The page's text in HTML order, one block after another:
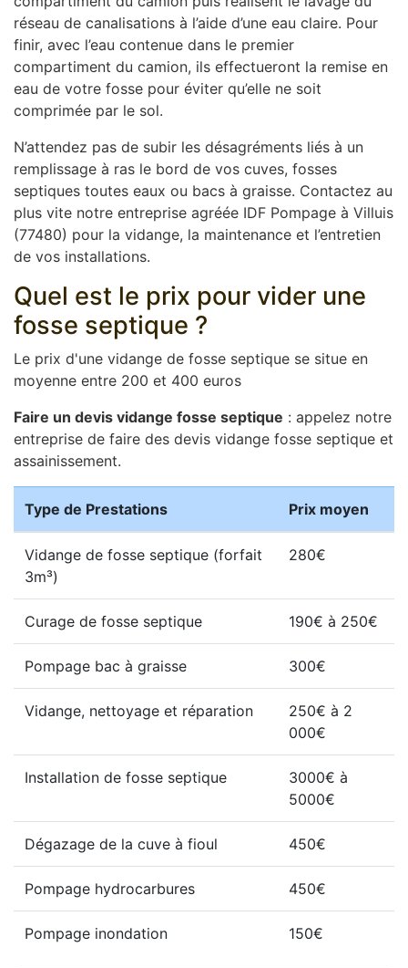
réseau de canalisations à l’aide d’une eau claire. Pour
finir, avec l’eau contenue dans le premier
compartiment du camion, ils effectueront la remise en
eau de votre fosse pour éviter qu’elle ne soit
comprimée par le sol.
N’attendez pas de subir les désagréments liés à un
remplissage à ras le bord de vos cuves, fosses
septiques toutes eaux ou bacs à graisse. Contactez au
plus vite notre entreprise agréée IDF Pompage à Villuis
(77480) pour la vidange, la maintenance et l’entretien
de vos installations.
Quel est le prix pour vider une
fosse septique ?
Le prix d'une vidange de fosse septique se situe en
moyenne entre 200 et 400 euros
Faire un devis vidange fosse septique : appelez notre
entreprise de faire des devis vidange fosse septique et
assainissement.
Type de Prestations Prix moyen
Vidange de fosse septique (forfait
3m³)
280€
Curage de fosse septique 190€ à 250€
Pompage bac à graisse 300€
Vidange, nettoyage et réparation
250€ à 2
000€
Installation de fosse septique
3000€ à
5000€
Dégazage de la cuve à fioul 450€
Pompage hydrocarbures 450€
Pompage inondation 150€